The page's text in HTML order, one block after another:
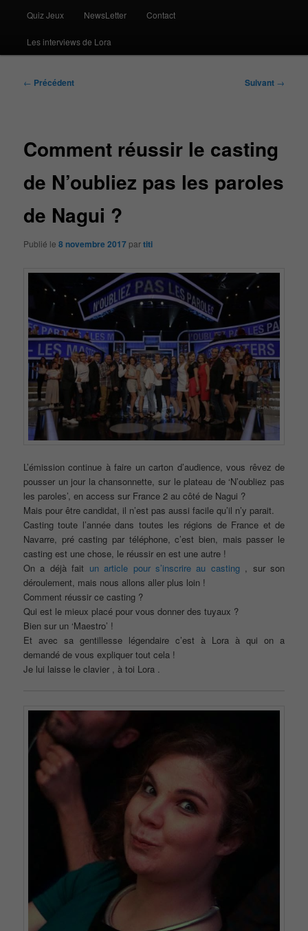
Quiz Jeux NewsLetter Contact
Les interviews de Lora
Navigation
← Précédent Suivant →
Comment réussir le casting
de N’oubliez pas les paroles
de Nagui ?
Publié le8 novembre 2017 partiti
L’émission continue à faire un carton d’audience, vous rêvez de
pousser un jour la chansonnette, sur le plateau de ‘N’oubliez pas
les paroles’, en access sur France 2 au côté de Nagui ?
Mais pour être candidat, il n’est pas aussi facile qu’il n’y parait.
Casting toute l’année dans toutes les régions de France et de
Navarre, pré casting par téléphone, c’est bien, mais passer le
casting est une chose, le réussir en est une autre !
On a déjà fait un article pour s’inscrire au casting, sur son
déroulement, mais nous allons aller plus loin !
Comment réussir ce casting ?
Qui est le mieux placé pour vous donner des tuyaux ?
Bien sur un ‘Maestro’ !
Et avec sa gentillesse légendaire c’est à Lora à qui on a
demandé de vous expliquer tout cela !
Je lui laisse le clavier , à toi Lora .